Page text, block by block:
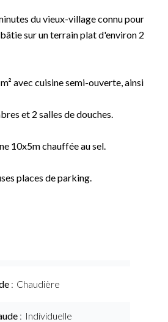
du vieux-village connu pour
sur un terrain plat d'environ 2
avec cuisine semi-ouverte, ainsi
et 2 salles de douches.
10x5m chauffée au sel.
places de parking.
Chaudière
Individuelle